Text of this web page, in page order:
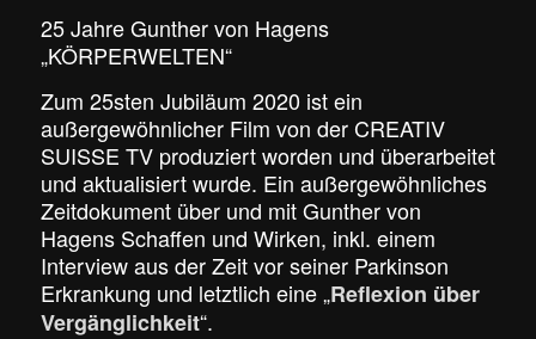
25 Jahre Gunther von Hagens
„KÖRPERWELTEN“
Zum 25sten Jubiläum 2020 ist ein
außergewöhnlicher Film von der CREATIV
SUISSE TV produziert worden und überarbeitet
und aktualisiert wurde. Ein außergewöhnliches
Zeitdokument über und mit Gunther von
Hagens Schaffen und Wirken, inkl. einem
Interview aus der Zeit vor seiner Parkinson
Erkrankung und letztlich eine „Reflexion über
Vergänglichkeit“.